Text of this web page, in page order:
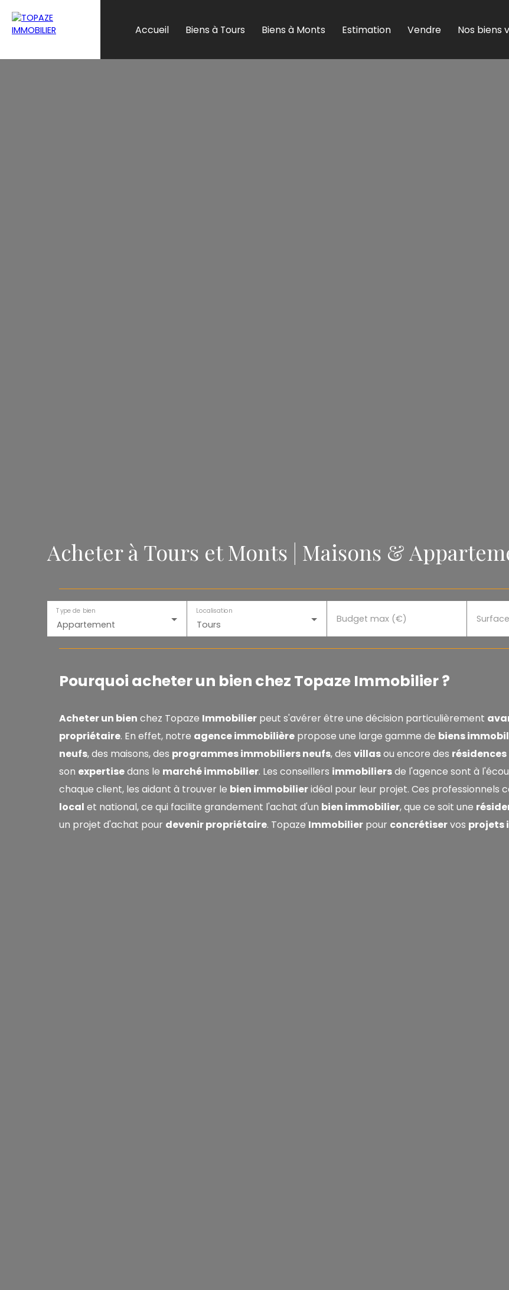
Accueil Biens à Tours Biens à Monts Estimation Vendre Nos biens
Acheter à Tours et Monts | Maisons &
Appartement
Type de bien
Tours
Localisation
Budget max (€)
Pourquoi acheter un bien chez Topaze Immobilier ?
Acheter un bien chez Topaze Immobilier peut s'avérer être une décision particulièrement
propriétaire. En effet, notre agence immobilière propose une large gamme de biens
neufs, des maisons, des programmes immobiliers neufs, des villasou encore des résidences
son expertisedans le marché immobilier. Les conseillers immobiliersde l'agence sont à
chaque client, les aidant à trouver le bien immobilieridéal pour leur projet. Ces professionnels
local et national, ce qui facilite grandement l'achat d'un bien immobilier, que ce soit une
un projet d'achat pour devenir propriétaire. Topaze Immobilier pour concrétiservos projets